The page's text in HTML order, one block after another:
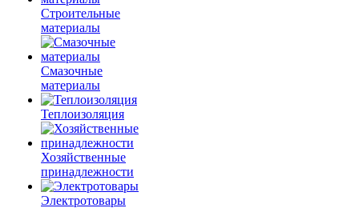
Строительные
материалы
Смазочные
материалы
Теплоизоляция
Хозяйственные
принадлежности
Электротовары